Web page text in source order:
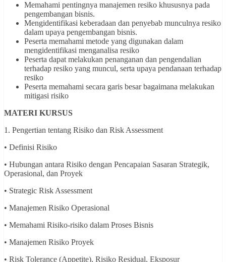
Memahami pentingnya manajemen resiko khususnya pada
pengembangan bisnis.
Mengidentifikasi keberadaan dan penyebab munculnya resiko
dalam upaya pengembangan bisnis.
Peserta memahami metode yang digunakan dalam
mengidentifikasi menganalisa resiko
Peserta dapat melakukan penanganan dan pengendalian
terhadap resiko yang muncul, serta upaya pendanaan terhadap
resiko
Peserta memahami secara garis besar bagaimana melakukan
mitigasi risiko
MATERI KURSUS
1. Pengertian tentang Risiko dan Risk Assessment
• Definisi Risiko
• Hubungan antara Risiko dengan Pencapaian Sasaran Strategik,
Operasional, dan Proyek
• Strategic Risk Assessment
• Manajemen Risiko Operasional
• Memahami Risiko-risiko dalam Proses Bisnis
• Manajemen Risiko Proyek
• Risk Tolerance (Appetite), Risiko Residual, Eksposur